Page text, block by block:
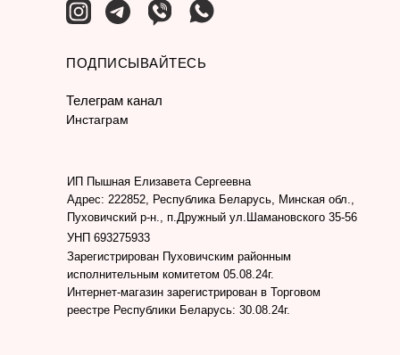
Инстаграм
ПОДПИСЫВАЙТЕСЬ
Телеграм канал
ИП Пышная Елизавета Сергеевна
Адрес: 222852, Республика Беларусь, Минская обл.,
Пуховичский р-н., п.Дружный ул.Шамановского 35-56
УНП 693275933
Интернет-магазин зарегистрирован в Торговом
реестре Республики Беларусь: 30.08.24г.
Зарегистрирован Пуховичским районным
исполнительным комитетом 05.08.24г.